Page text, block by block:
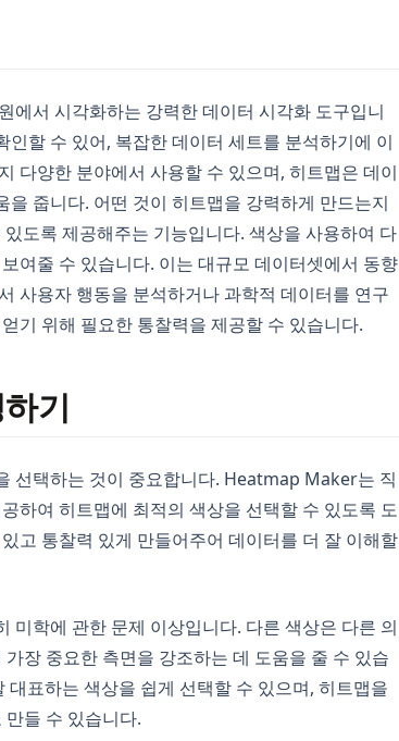
에서 시각화하는 강력한 데이터 시각화 도구입니
할 수 있어, 복잡한 데이터 세트를 분석하기에 이
다양한 분야에서 사용할 수 있으며, 히트맵은 데이
줍니다. 어떤 것이 히트맵을 강력하게 만드는지
도록 제공해주는 기능입니다. 색상을 사용하여 다
여줄 수 있습니다. 이는 대규모 데이터셋에서 동향
사용자 행동을 분석하거나 과학적 데이터를 연구
기 위해 필요한 통찰력을 제공할 수 있습니다.
기
선택하는 것이 중요합니다. Heatmap Maker는 직
하여 히트맵에 최적의 색상을 선택할 수 있도록 도
고 통찰력 있게 만들어주어 데이터를 더 잘 이해할
미학에 관한 문제 이상입니다. 다른 색상은 다른 의
장 중요한 측면을 강조하는 데 도움을 줄 수 있습
표하는 색상을 쉽게 선택할 수 있으며, 히트맵을
들 수 있습니다.